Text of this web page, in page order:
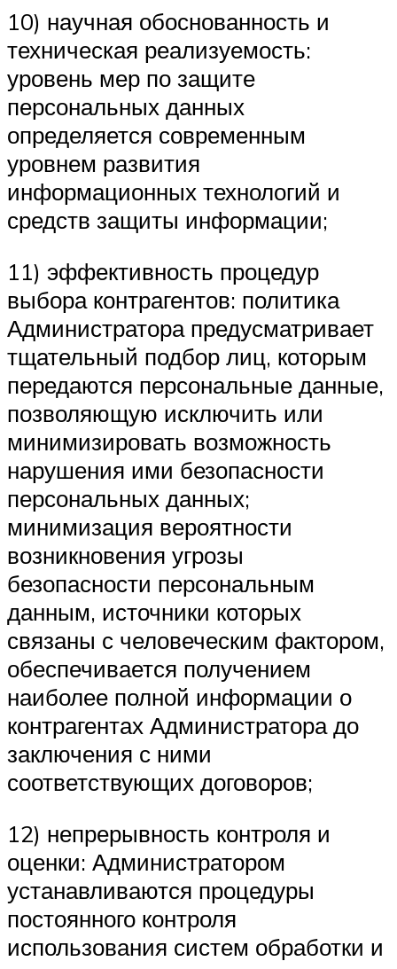
10) научная обоснованность и
техническая реализуемость:
уровень мер по защите
персональных данных
определяется современным
уровнем развития
информационных технологий и
средств защиты информации;
11) эффективность процедур
выбора контрагентов: политика
Администратора предусматривает
тщательный подбор лиц, которым
передаются персональные данные,
позволяющую исключить или
минимизировать возможность
нарушения ими безопасности
персональных данных;
минимизация вероятности
возникновения угрозы
безопасности персональным
данным, источники которых
связаны с человеческим фактором,
обеспечивается получением
наиболее полной информации о
контрагентах Администратора до
заключения с ними
соответствующих договоров;
12) непрерывность контроля и
оценки: Администратором
устанавливаются процедуры
постоянного контроля
использования систем обработки и